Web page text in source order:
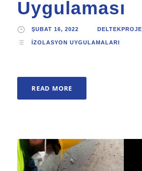
Uygulaması
ŞUBAT 16, 2022 DELTEKPROJE
İZOLASYON UYGULAMALARI
READ MORE